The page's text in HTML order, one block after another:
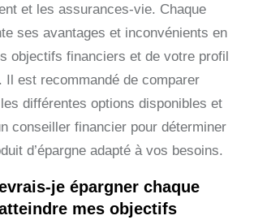
et les assurances-vie. Chaque
ses avantages et inconvénients en
objectifs financiers et de votre profil
Il est recommandé de comparer
différentes options disponibles et
conseiller financier pour déterminer
d’épargne adapté à vos besoins.
je épargner chaque
mes objectifs